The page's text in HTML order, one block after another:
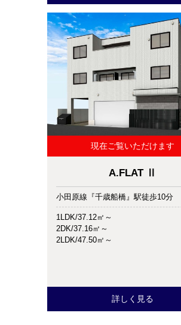
現在ご覧いただけます
A.FLAT Ⅱ
小田原線『千歳船橋』駅徒歩10分
1LDK/37.12㎡～
2DK/37.16㎡～
2LDK/47.50㎡～
詳しく見る